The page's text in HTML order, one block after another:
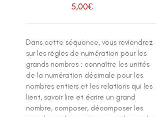
5,00€
Dans cette séquence, vous reviendrez
sur les règles de numération pour les
grands nombres : connaître les unités
de la numération décimale pour les
nombres entiers et les relations qui les
lient, savoir lire et écrire un grand
nombre, composer, décomposer les